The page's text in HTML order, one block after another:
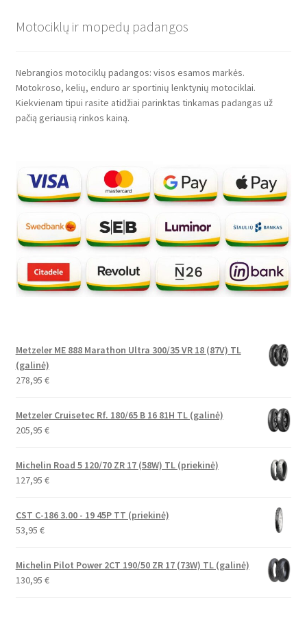
Motociklų ir mopedų padangos
Nebrangios motociklų padangos: visos esamos markės.
Motokroso, kelių, enduro ar sportinių lenktynių motociklai.
Kiekvienam tipui rasite atidžiai parinktas tinkamas padangas už
pačią geriausią rinkos kainą.
Metzeler ME 888 Marathon Ultra 300/35 VR 18 (87V) TL
(galinė)
278,95 €
Metzeler Cruisetec Rf. 180/65 B 16 81H TL (galinė)
205,95 €
Michelin Road 5 120/70 ZR 17 (58W) TL (priekinė)
127,95 €
CST C-186 3.00 - 19 45P TT (priekinė)
53,95 €
Michelin Pilot Power 2CT 190/50 ZR 17 (73W) TL (galinė)
130,95 €